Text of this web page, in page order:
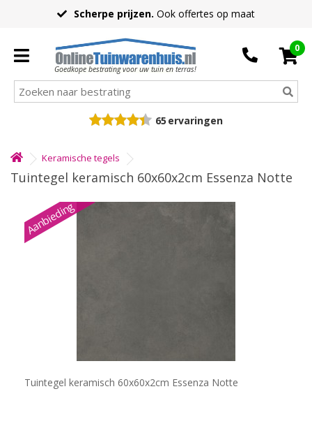
Scherpe prijzen. Ook offertes op maat
Goedkope bestrating voor uw tuin en terras!
0
65 ervaringen
Keramische tegels
Tuintegel keramisch 60x60x2cm Essenza Notte
Aanbieding
Tuintegel keramisch 60x60x2cm Essenza Notte